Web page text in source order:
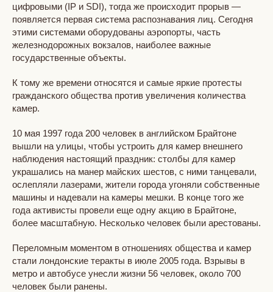
цифровыми (IP и SDI), тогда же происходит прорыв —
появляется первая система распознавания лиц. Сегодня
этими системами оборудованы аэропорты, часть
железнодорожных вокзалов, наиболее важные
государственные объекты.
К тому же времени относятся и самые яркие протесты
гражданского общества против увеличения количества
камер.
10 мая 1997 года 200 человек в английском Брайтоне
вышли на улицы, чтобы устроить для камер внешнего
наблюдения настоящий праздник: столбы для камер
украшались на манер майских шестов, с ними танцевали,
ослепляли лазерами, жители города угоняли собственные
машины и надевали на камеры мешки. В конце того же
года активисты провели еще одну акцию в Брайтоне,
более масштабную. Несколько человек были арестованы.
Переломным моментом в отношениях общества и камер
стали лондонские теракты в июле 2005 года. Взрывы в
метро и автобусе унесли жизни 56 человек, около 700
человек были ранены.